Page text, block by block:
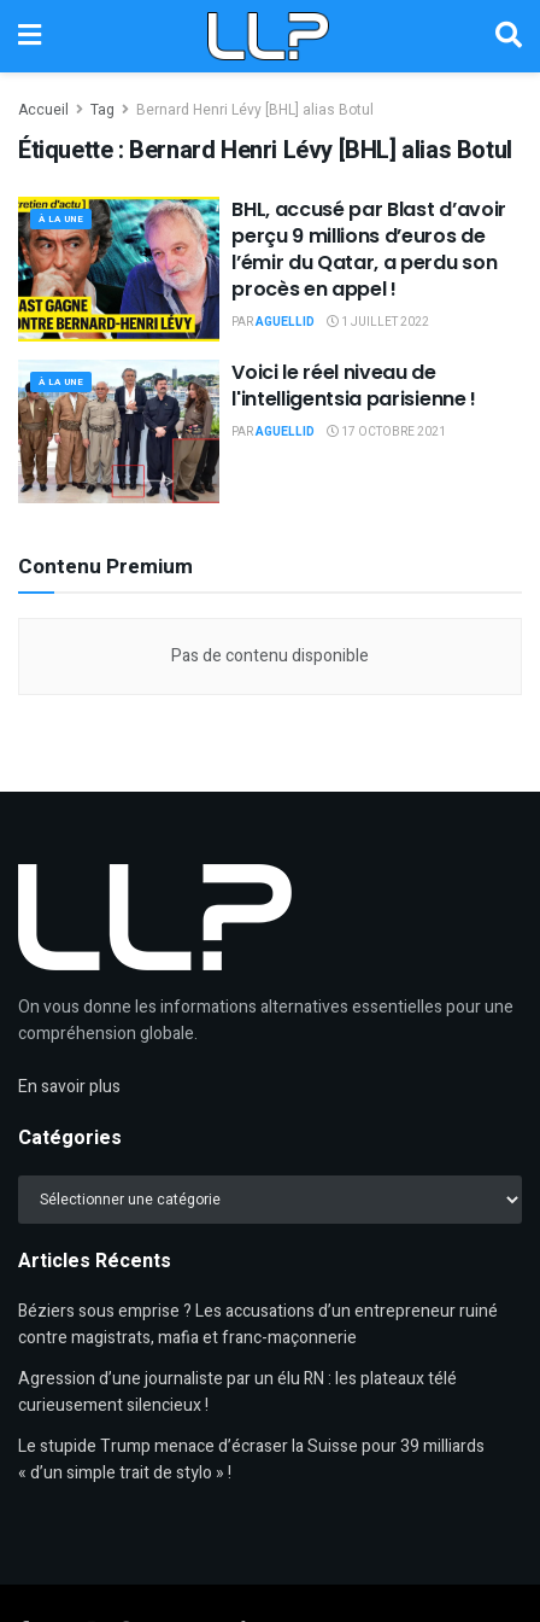
Accueil Tag Bernard Henri Lévy [BHL] alias Botul
Étiquette : Bernard Henri Lévy [BHL] alias Botul
À LA UNE
BHL, accusé par Blast d’avoir
perçu 9 millions d’euros de
l’émir du Qatar, a perdu son
procès en appel !
PARAGUELLID 1 JUILLET 2022
À LA UNE
Voici le réel niveau de
l'intelligentsia parisienne !
PARAGUELLID 17 OCTOBRE 2021
Contenu Premium
Pas de contenu disponible
On vous donne les informations alternatives essentielles pour une
compréhension globale.
En savoir plus
Catégories
Catégories
Articles Récents
Béziers sous emprise ? Les accusations d’un entrepreneur ruiné
contre magistrats, mafia et franc-maçonnerie
Agression d’une journaliste par un élu RN : les plateaux télé
curieusement silencieux !
Le stupide Trump menace d’écraser la Suisse pour 39 milliards
« d’un simple trait de stylo » !